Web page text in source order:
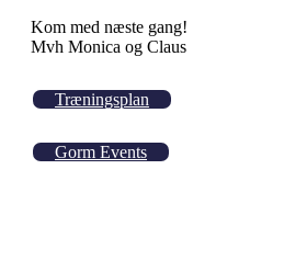
Kom med næste gang!
Mvh Monica og Claus
Træningsplan
Gorm Events